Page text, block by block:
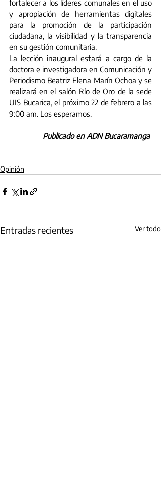
fortalecer a los líderes comunales en el uso
y apropiación de herramientas digitales
para la promoción de la participación
ciudadana, la visibilidad y la transparencia
en su gestión comunitaria.
La lección inaugural estará a cargo de la
doctora e investigadora en Comunicación y
Periodismo Beatriz Elena Marín Ochoa y se
realizará en el salón Río de Oro de la sede
UIS Bucarica, el próximo 22 de febrero a las
9:00 am. Los esperamos.
Publicado en ADN Bucaramanga
Opinión
Entradas recientes Ver todo